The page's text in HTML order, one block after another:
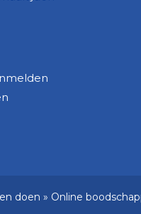
doen » Online